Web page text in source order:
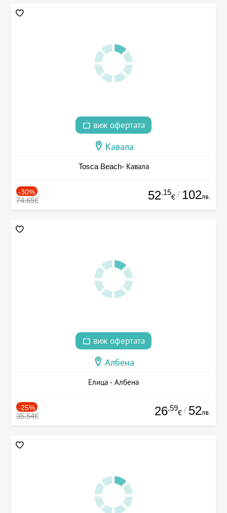
виж офертата
Кавала
Tosca Beach- Кавала
-30%
74.65€ 52.15
€ / 102лв.
виж офертата
Албена
Елица - Албена
-25%
35.54€ 26.59
€ / 52лв.